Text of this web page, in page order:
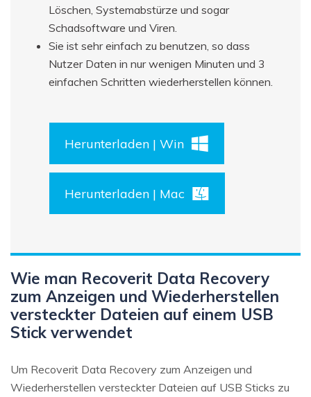
Löschen, Systemabstürze und sogar
Schadsoftware und Viren.
Sie ist sehr einfach zu benutzen, so dass
Nutzer Daten in nur wenigen Minuten und 3
einfachen Schritten wiederherstellen können.
Herunterladen | Win
Herunterladen | Mac
Wie man Recoverit Data Recovery
zum Anzeigen und Wiederherstellen
versteckter Dateien auf einem USB
Stick verwendet
Um Recoverit Data Recovery zum Anzeigen und
Wiederherstellen versteckter Dateien auf USB Sticks zu